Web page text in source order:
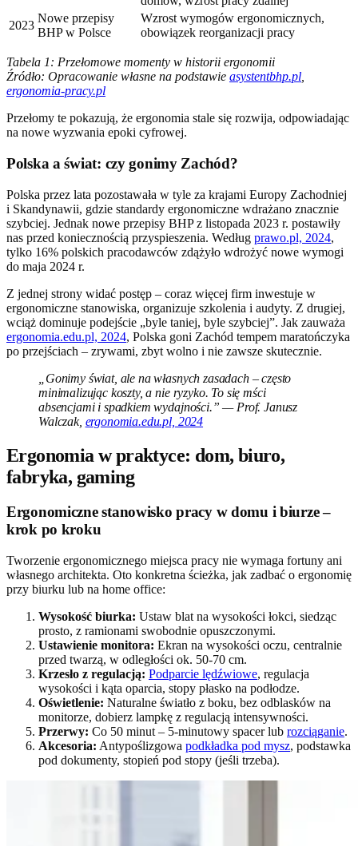
2023
Nowe przepisy
BHP w Polsce
Wzrost wymogów ergonomicznych,
obowiązek reorganizacji pracy
Tabela 1: Przełomowe momenty w historii ergonomii
Źródło: Opracowanie własne na podstawie asystentbhp.pl
ergonomia-pracy.pl
Przełomy te pokazują, że ergonomia stale się rozwija, odpowiadając
na nowe wyzwania epoki cyfrowej.
Polska a świat: czy gonimy Zachód?
Polska przez lata pozostawała w tyle za krajami Europy Zachodniej
i Skandynawii, gdzie standardy ergonomiczne wdrażano znacznie
szybciej. Jednak nowe przepisy BHP z listopada 2023 r. postawiły
nas przed koniecznością przyspieszenia. Według prawo.pl, 2024,
tylko 16% polskich pracodawców zdążyło wdrożyć nowe wymogi
do maja 2024 r.
Z jednej strony widać postęp – coraz więcej firm inwestuje w
ergonomiczne stanowiska, organizuje szkolenia i audyty. Z drugiej,
wciąż dominuje podejście „byle taniej, byle szybciej”. Jak zauważa
ergonomia.edu.pl, 2024, Polska goni Zachód tempem maratończyka
po przejściach – zrywami, zbyt wolno i nie zawsze skutecznie.
„Gonimy świat, ale na własnych zasadach – często
minimalizując koszty, a nie ryzyko. To się mści
absencjami i spadkiem wydajności.” — Prof. Janusz
Walczak, ergonomia.edu.pl, 2024
Ergonomia w praktyce: dom, biuro,
fabryka, gaming
Ergonomiczne stanowisko pracy w domu i biurze –
krok po kroku
Tworzenie ergonomicznego miejsca pracy nie wymaga fortuny ani
własnego architekta. Oto konkretna ścieżka, jak zadbać o ergonomię
przy biurku lub na home office:
Wysokość biurka: Ustaw blat na wysokości łokci, siedząc
prosto, z ramionami swobodnie opuszczonymi.
Ustawienie monitora: Ekran na wysokości oczu, centralnie
przed twarzą, w odległości ok. 50-70 cm.
Krzesło z regulacją: Podparcie lędźwiowe, regulacja
wysokości i kąta oparcia, stopy płasko na podłodze.
Oświetlenie: Naturalne światło z boku, bez odblasków na
monitorze, dobierz lampkę z regulacją intensywności.
Przerwy: Co 50 minut – 5-minutowy spacer lub rozciąganie.
Akcesoria: Antypoślizgowa podkładka pod mysz, podstawka
pod dokumenty, stopień pod stopy (jeśli trzeba).